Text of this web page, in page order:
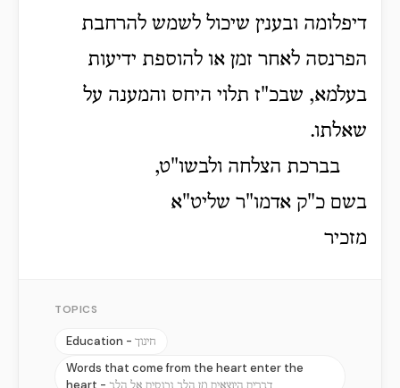
דיפלומה ובענין שיכול לשמש להרחבת
הפרנסה לאחר זמן או להוספת ידיעות
בעלמא, שבכ"ז תלוי היחס והמענה על
שאלתו.
בברכת הצלחה ולבשו"ט,
בשם כ"ק אדמו"ר שליט"א
מזכיר
TOPICS
Education - חינוך
Words that come from the heart enter the
heart -